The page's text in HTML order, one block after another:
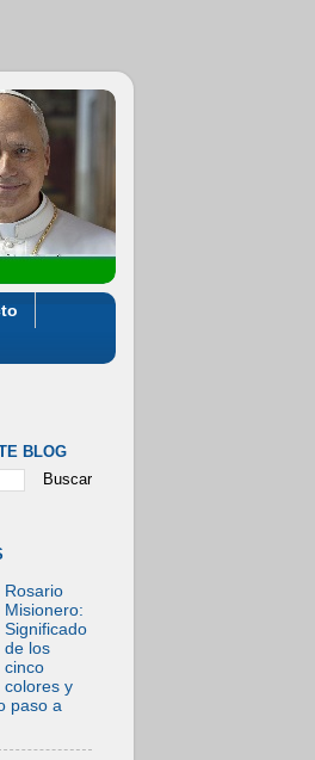
BLOG
Rosario
Misionero:
Significado
de los
cinco
colores y
paso a